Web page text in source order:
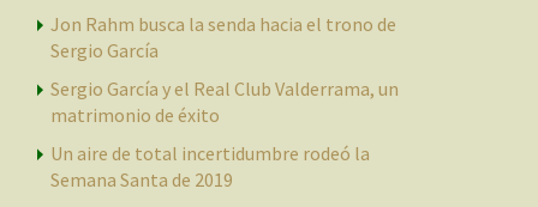
Jon Rahm busca la senda hacia el trono de
Sergio García
Sergio García y el Real Club Valderrama, un
matrimonio de éxito
Un aire de total incertidumbre rodeó la
Semana Santa de 2019